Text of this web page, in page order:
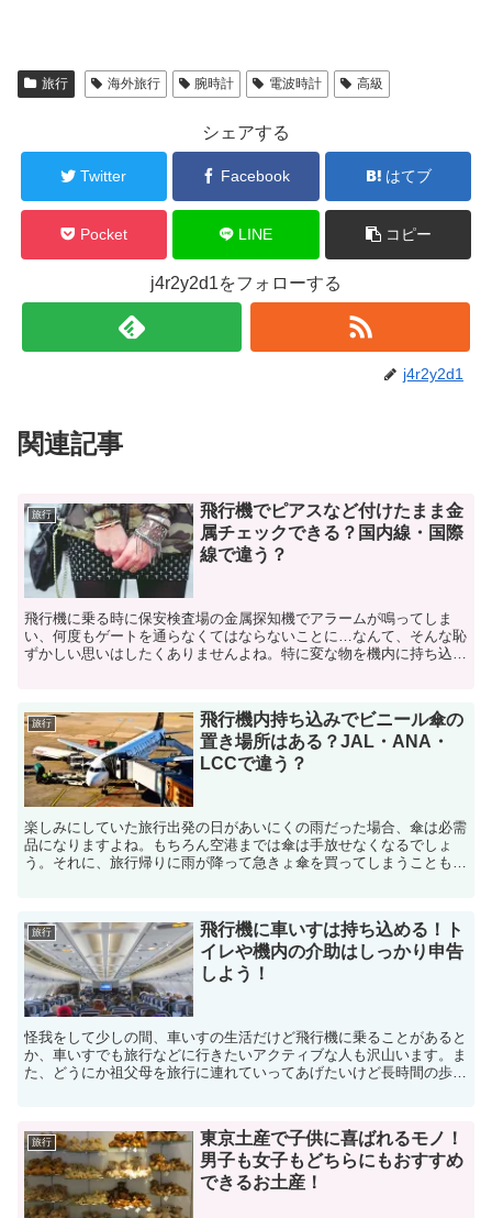
旅行 海外旅行 腕時計 電波時計 高級
シェアする
Twitter Facebook はてブ
Pocket LINE コピー
j4r2y2d1をフォローする
j4r2y2d1
関連記事
旅行
飛行機でピアスなど付けたまま金
属チェックできる？国内線・国際
線で違う？
飛行機に乗る時に保安検査場の金属探知機でアラームが鳴ってしま
い、何度もゲートを通らなくてはならないことに…なんて、そんな恥
ずかしい思いはしたくありませんよね。特に変な物を機内に持ち込も
旅行
飛行機内持ち込みでビニール傘の
置き場所はある？JAL・ANA・
LCCで違う？
楽しみにしていた旅行出発の日があいにくの雨だった場合、傘は必需
品になりますよね。もちろん空港までは傘は手放せなくなるでしょ
う。それに、旅行帰りに雨が降って急きょ傘を買ってしまうこともあ
旅行
飛行機に車いすは持ち込める！ト
イレや機内の介助はしっかり申告
しよう！
怪我をして少しの間、車いすの生活だけど飛行機に乗ることがあると
か、車いすでも旅行などに行きたいアクティブな人も沢山います。ま
た、どうにか祖父母を旅行に連れていってあげたいけど長時間の歩行
旅行
東京土産で子供に喜ばれるモノ！
男子も女子もどちらにもおすすめ
できるお土産！